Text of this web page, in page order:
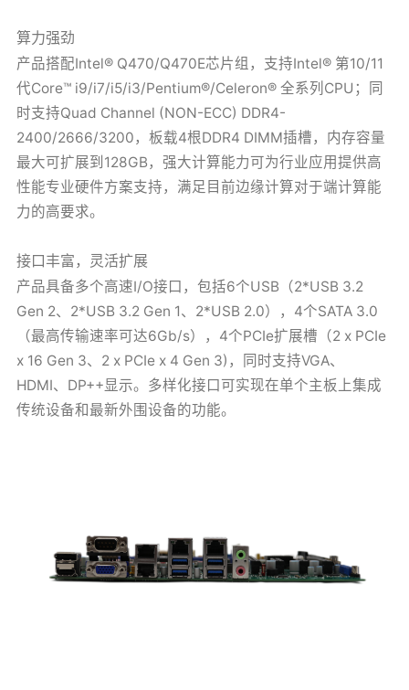
算力强劲
产品搭配Intel® Q470/Q470E芯片组，支持Intel® 第10/11
代Core™ i9/i7/i5/i3/Pentium®/Celeron® 全系列CPU；同
时支持Quad Channel (NON-ECC) DDR4-
2400/2666/3200，板载4根DDR4 DIMM插槽，内存容量
最大可扩展到128GB，强大计算能力可为行业应用提供高
性能专业硬件方案支持，满足目前边缘计算对于端计算能
力的高要求。
接口丰富，灵活扩展
产品具备多个高速I/O接口，包括6个USB（2*USB 3.2
Gen 2、2*USB 3.2 Gen 1、2*USB 2.0），4个SATA 3.0
（最高传输速率可达6Gb/s），4个PCIe扩展槽（2 x PCIe
x 16 Gen 3、2 x PCIe x 4 Gen 3)，同时支持VGA、
HDMI、DP++显示。多样化接口可实现在单个主板上集成
传统设备和最新外围设备的功能。